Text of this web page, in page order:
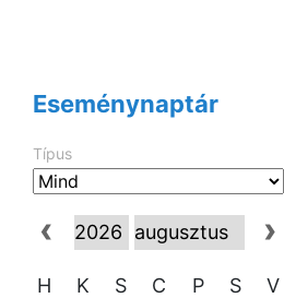
Eseménynaptár
Típus
H K S C P S V